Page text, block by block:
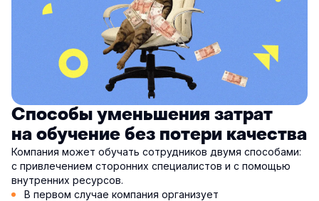
Способы уменьшения затрат
на обучение без потери качества
Компания может обучать сотрудников двумя способами:
с привлечением сторонних специалистов и с помощью
внутренних ресурсов.
В первом случае компания организует